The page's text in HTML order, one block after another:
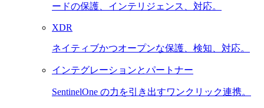
ードの保護、インテリジェンス、対応。
XDR
ネイティブかつオープンな保護、検知、対応。
インテグレーションとパートナー
SentinelOne の力を引き出すワンクリック連携。